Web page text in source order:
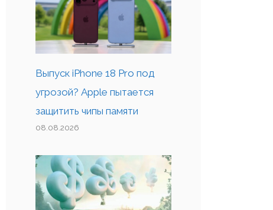
Выпуск iPhone 18 Pro под
угрозой? Apple пытается
защитить чипы памяти
08.08.2026